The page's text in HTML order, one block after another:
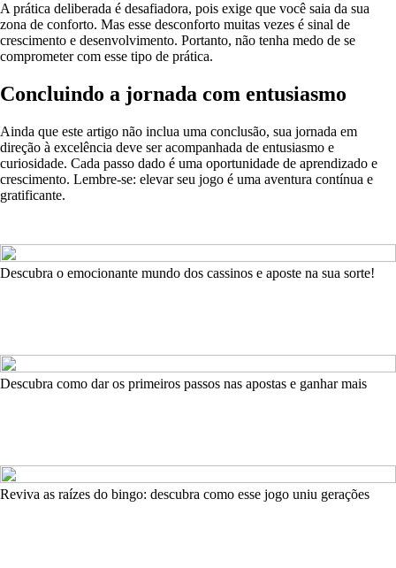
A prática deliberada é desafiadora, pois exige que você saia da sua
zona de conforto. Mas esse desconforto muitas vezes é sinal de
crescimento e desenvolvimento. Portanto, não tenha medo de se
comprometer com esse tipo de prática.
Concluindo a jornada com entusiasmo
Ainda que este artigo não inclua uma conclusão, sua jornada em
direção à excelência deve ser acompanhada de entusiasmo e
curiosidade. Cada passo dado é uma oportunidade de aprendizado e
crescimento. Lembre-se: elevar seu jogo é uma aventura contínua e
gratificante.
Descubra o emocionante mundo dos cassinos e aposte na sua sorte!
Descubra como dar os primeiros passos nas apostas e ganhar mais
Reviva as raízes do bingo: descubra como esse jogo uniu gerações